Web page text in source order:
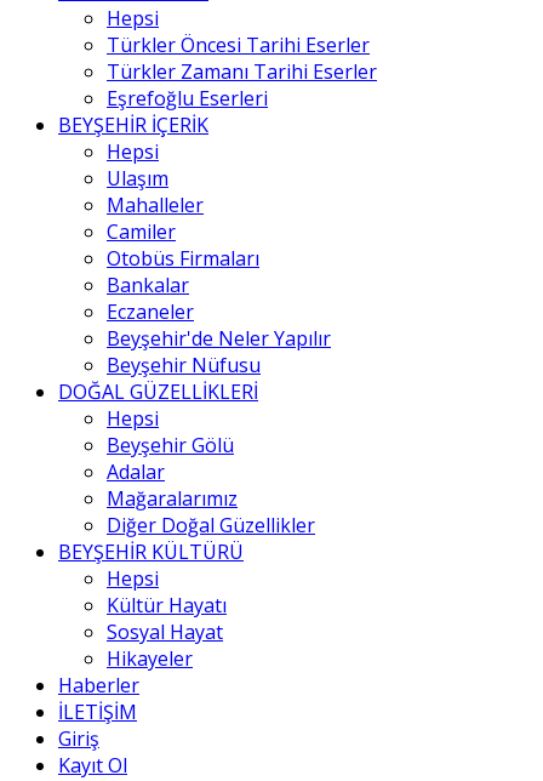
Hepsi
Türkler Öncesi Tarihi Eserler
Türkler Zamanı Tarihi Eserler
Eşrefoğlu Eserleri
BEYŞEHİR İÇERİK
Hepsi
Ulaşım
Mahalleler
Camiler
Otobüs Firmaları
Bankalar
Eczaneler
Beyşehir'de Neler Yapılır
Beyşehir Nüfusu
DOĞAL GÜZELLİKLERİ
Hepsi
Beyşehir Gölü
Adalar
Mağaralarımız
Diğer Doğal Güzellikler
BEYŞEHİR KÜLTÜRÜ
Hepsi
Kültür Hayatı
Sosyal Hayat
Hikayeler
Haberler
İLETİŞİM
Giriş
Kayıt Ol